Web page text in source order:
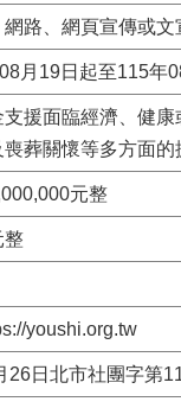
路、網頁宣傳或文
月19日起至115年
支援面臨經濟、健
葬關懷等多方面的
元整
整
youshi.org.tw
26日北市社團字第